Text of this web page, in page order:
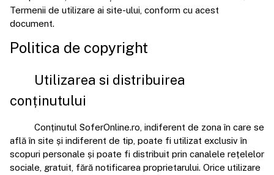
Termenii de utilizare ai site-ului, conform cu acest
document.
Politica de copyright
Utilizarea si distribuirea
conținutului
Conținutul SoferOnline.ro, indiferent de zona în care se
află în site și indiferent de tip, poate fi utilizat exclusiv în
scopuri personale și poate fi distribuit prin canalele rețelelor
sociale, gratuit, fără notificarea proprietarului. Orice utilizare